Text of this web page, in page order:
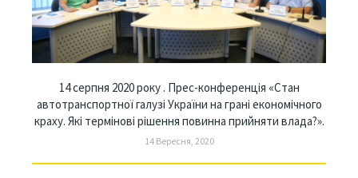
14 серпня 2020 року . Прес-конференція «Стан
автотранспортної галузі України на грані економічного
краху. Які термінові рішення повинна прийняти влада?».
14 Вересня, 2020